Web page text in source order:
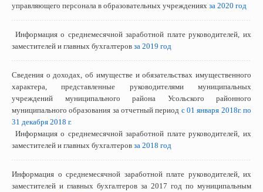
управляющего персонала в образовательных учреждениях за 2020 год
Информация о среднемесячной заработной плате руководителей, их
заместителей и главных бухгалтеров за 2019 год
Сведения о доходах, об имуществе и обязательствах имущественного
характера, представленные руководителями муниципальных
учреждений муниципального района Усольского районного
муниципального образования за отчетный период с 01 января 2018г. по
31 декабря 2018 г.
Информация о среднемесячной заработной плате руководителей, их
заместителей и главных бухгалтеров за 2018 год
Информация о среднемесячной заработной плате руководителей, их
заместителей и главных бухгалтеров за 2017 год по муниципальным